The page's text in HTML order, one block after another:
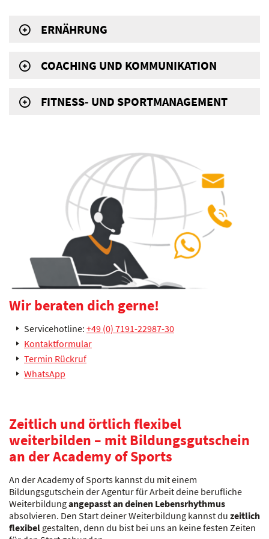
ERNÄHRUNG
COACHING UND KOMMUNIKATION
FITNESS- UND SPORTMANAGEMENT
Wir beraten dich gerne!
Servicehotline: +49 (0) 7191-22987-30
Kontaktformular
Termin Rückruf
WhatsApp
Zeitlich und örtlich flexibel
weiterbilden – mit Bildungsgutschein
an der Academy of Sports
An der Academy of Sports kannst du mit einem
Bildungsgutschein der Agentur für Arbeit deine berufliche
Weiterbildungangepasst an deinen Lebensrhythmus
absolvieren. Den Start deiner Weiterbildung kannst du zeitlich
flexibel gestalten, denn du bist bei uns an keine festen Zeiten